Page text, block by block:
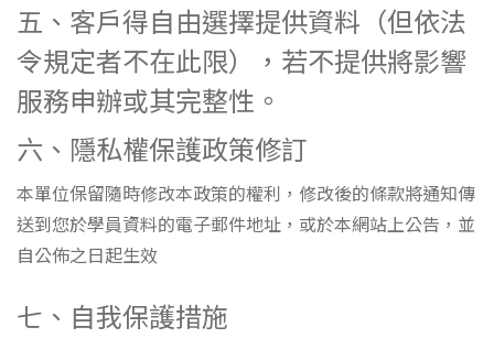
五、客戶得自由選擇提供資料（但依法
令規定者不在此限），若不提供將影響
服務申辦或其完整性。
六、隱私權保護政策修訂
本單位保留隨時修改本政策的權利，修改後的條款將通知傳
送到您於學員資料的電子郵件地址，或於本網站上公告，並
自公佈之日起生效
七、自我保護措施